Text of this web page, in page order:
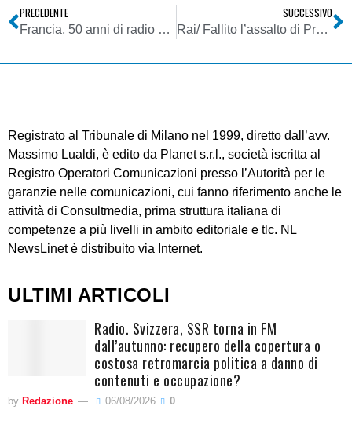
PRECEDENTE
Francia, 50 anni di radio e tv a portata di mouse
SUCCESSIVO
Rai/ Fallito l’assalto di Prodi al Tg1
Registrato al Tribunale di Milano nel 1999, diretto dall’avv.
Massimo Lualdi, è edito da Planet s.r.l., società iscritta al
Registro Operatori Comunicazioni presso l’Autorità per le
garanzie nelle comunicazioni, cui fanno riferimento anche le
attività di Consultmedia, prima struttura italiana di
competenze a più livelli in ambito editoriale e tlc. NL
NewsLinet è distribuito via Internet.
ULTIMI ARTICOLI
Radio. Svizzera, SSR torna in FM
dall’autunno: recupero della copertura o
costosa retromarcia politica a danno di
contenuti e occupazione?
by Redazione 06/08/2026 0